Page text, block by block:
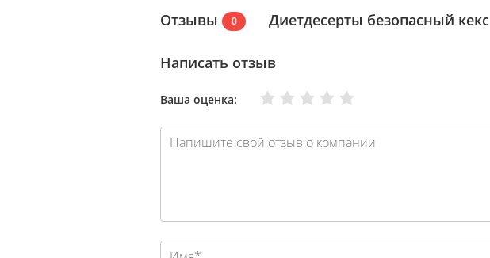
Отзывы 0 Диетдесерты безопасный кекс
Написать отзыв
Ваша оценка: Отлично
Хорошо
Нормально
Плохо
Очень плохо